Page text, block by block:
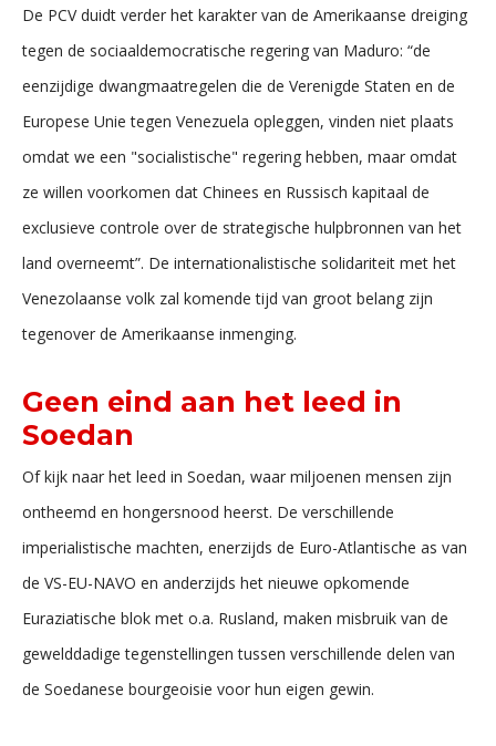
De PCV duidt verder het karakter van de Amerikaanse dreiging
tegen de sociaaldemocratische regering van Maduro: “de
eenzijdige dwangmaatregelen die de Verenigde Staten en de
Europese Unie tegen Venezuela opleggen, vinden niet plaats
omdat we een "socialistische" regering hebben, maar omdat
ze willen voorkomen dat Chinees en Russisch kapitaal de
exclusieve controle over de strategische hulpbronnen van het
land overneemt”. De internationalistische solidariteit met het
Venezolaanse volk zal komende tijd van groot belang zijn
tegenover de Amerikaanse inmenging.
Geen eind aan het leed in
Soedan
Of kijk naar het leed in Soedan, waar miljoenen mensen zijn
ontheemd en hongersnood heerst. De verschillende
imperialistische machten, enerzijds de Euro-Atlantische as van
de VS-EU-NAVO en anderzijds het nieuwe opkomende
Euraziatische blok met o.a. Rusland, maken misbruik van de
gewelddadige tegenstellingen tussen verschillende delen van
de Soedanese bourgeoisie voor hun eigen gewin.